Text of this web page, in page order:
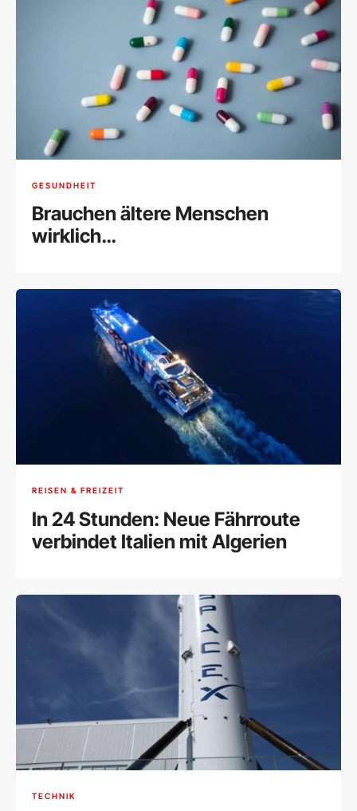
GESUNDHEIT
Brauchen ältere Menschen
wirklich
REISEN & FREIZEIT
In 24 Stunden: Neue Fährroute
verbindet Italien mit Algerien
TECHNIK